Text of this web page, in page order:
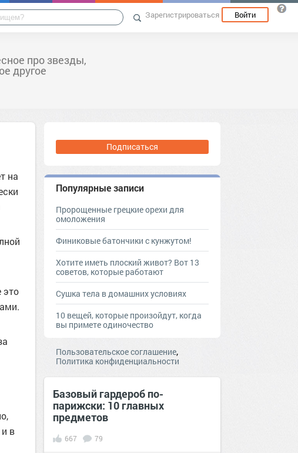
Зарегистрироваться Войти
про звезды,
другое
на
это
в
Подписаться
Популярные записи
Пророщенные грецкие орехи для
омоложения
Финиковые батончики с кунжутом!
Хотите иметь плоский живот? Вот 13
советов, которые работают
Сушка тела в домашних условиях
10 вещей, которые произойдут, когда
вы примете одиночество
Пользовательское соглашение,
Политика конфиденциальности
Базовый гардероб по-
парижски: 10 главных
предметов
667 79